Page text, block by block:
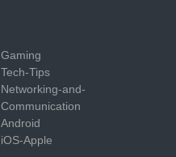
Gaming
Tech-Tips
Networking-and-
Communication
Android
iOS-Apple